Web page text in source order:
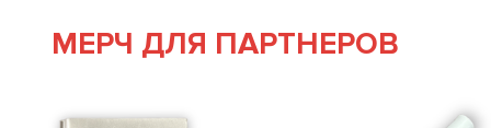
МЕРЧ ДЛЯ ПАРТНЕРОВ